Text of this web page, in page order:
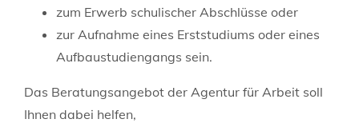
zum Erwerb schulischer Abschlüsse oder
zur Aufnahme eines Erststudiums oder eines
Aufbaustudiengangs sein.
Das Beratungsangebot der Agentur für Arbeit soll
Ihnen dabei helfen,